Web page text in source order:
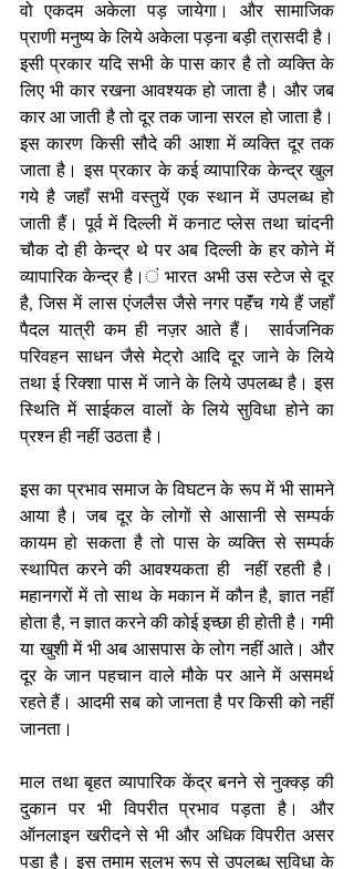
वो एकदम अकेला पड़ जायेगा। और सामाजिक
प्राणी मनुष्य के लिये अकेला पड़ना बड़ी त्रासदी है।
इसी प्रकार यदि सभी के पास कार है तो व्यक्ति के
लिए भी कार रखना आवश्यक हो जाता है। और जब
कार आ जाती है तो दूर तक जाना सरल हो जाता है।
इस कारण किसी सौदे की आशा में व्यक्ति दूर तक
जाता है। इस प्रकार के कई व्यापारिक केन्द्र खुल
गये है जहॉं सभी वस्तुयें एक स्थान में उपलब्ध हो
जाती हैं। पूर्व में दिल्ली में कनाट प्लेस तथा चांदनी
चौक दो ही केन्द्र थे पर अब दिल्ली के हर कोने में
व्यापारिक केन्द्र है।ं भारत अभी उस स्टेज से दूर
है, जिस में लास एंजलैस जैसे नगर पहॅंच गये हैं जहॉं
पैदल यात्री कम ही नज़र आते हैं।  सार्वजनिक
परिवहन साधन जैसे मेट्रो आदि दूर जाने के लिये
तथा ई रिक्शा पास में जाने के लिये उपलब्ध है। इस
स्थिति में साईकल वालों के लिये सुविधा होने का
प्रश्न ही नहीं उठता है।
इस का प्रभाव समाज के विघटन के रूप में भी सामने
आया है। जब दूर के लोगों से आसानी से सम्पर्क
कायम हो सकता है तो पास के व्यक्ति से सम्पर्क
स्थापित करने की आवश्यकता ही  नहीं रहती है।
महानगरों में तो साथ के मकान में कौन है, ज्ञात नहीं
होता है, न ज्ञात करने की कोई इच्छा ही होती है। गमी
या खुशी में भी अब आसपास के लोग नहीं आते। और
दूर के जान पहचान वाले मौके पर आने में असमर्थ
रहते हैं। आदमी सब को जानता है पर किसी को नहीं
जानता।
माल तथा बृहत व्यापारिक केंद्र बनने से नुक्क्ड़ की
दुकान पर भी विपरीत प्रभाव पड़ता है। और
ऑनलाइन खरीदने से भी और अधिक विपरीत असर
पड़ा है। इस तमाम सुलभ रूप से उपलब्ध सुविधा के